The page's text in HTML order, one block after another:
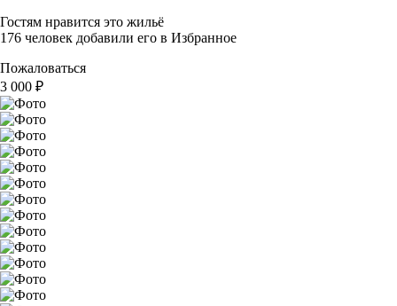
Гостям нравится это жильё
176 человек добавили его в Избранное
Пожаловаться
3 000 ₽